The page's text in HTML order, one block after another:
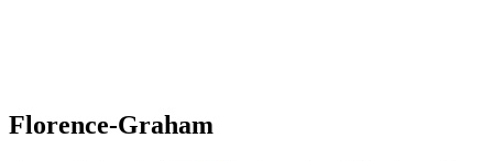
Florence-Graham